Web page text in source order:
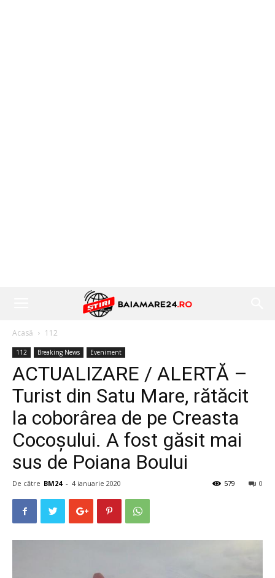
Acasă 112
112 Breaking News Eveniment
ACTUALIZARE / ALERTĂ –
Turist din Satu Mare, rătăcit
la coborârea de pe Creasta
Cocoșului. A fost găsit mai
sus de Poiana Boului
De către BM24 - 4 ianuarie 2020 0
579